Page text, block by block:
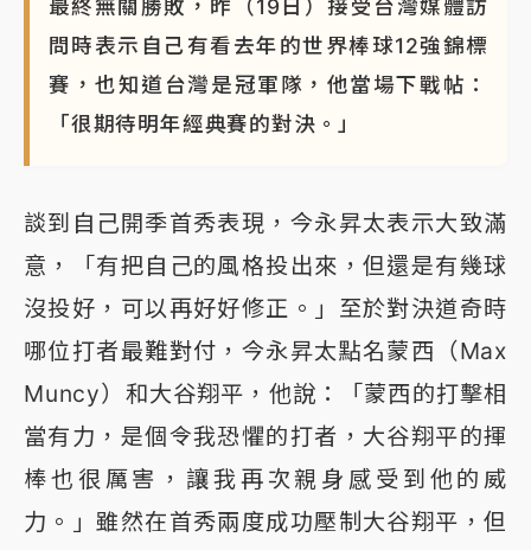
最終無關勝敗，昨（19日）接受台灣媒體訪
問時表示自己有看去年的世界棒球12強錦標
賽，也知道台灣是冠軍隊，他當場下戰帖：
「很期待明年經典賽的對決。」
談到自己開季首秀表現，今永昇太表示大致滿
意，「有把自己的風格投出來，但還是有幾球
沒投好，可以再好好修正。」至於對決道奇時
哪位打者最難對付，今永昇太點名蒙西（Max
Muncy）和大谷翔平，他說：「蒙西的打擊相
當有力，是個令我恐懼的打者，大谷翔平的揮
棒也很厲害，讓我再次親身感受到他的威
力。」雖然在首秀兩度成功壓制大谷翔平，但